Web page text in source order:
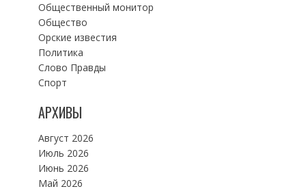
Общественный монитор
Общество
Орские известия
Политика
Слово Правды
Спорт
АРХИВЫ
Август 2026
Июль 2026
Июнь 2026
Май 2026